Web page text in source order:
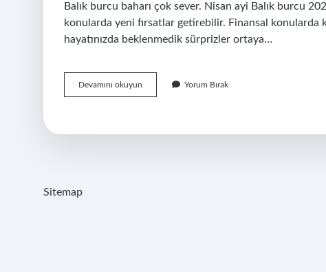
Balık burcu baharı çok sever. Nisan ayi Balık burcu
konularda yeni fırsatlar getirebilir. Finansal konularda
hayatınızda beklenmedik sürprizler ortaya…
Devamını okuyun
Burcu
Şanslıdır
Yorum Bırak
Sitemap